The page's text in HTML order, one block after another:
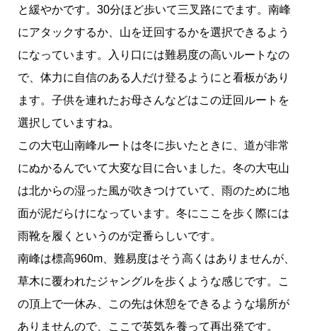
と緩やかです。30分ほど歩いて三叉路にでます。南峰
にアタックするか、山を迂回するかを選択できるよう
になっています。入り口には難易度の高いルートなの
で、体力に自信のある人だけ登るようにと看板があり
ます。子供を連れたお母さんなどはこの迂回ルートを
選択していますね。
この大屯山南峰ルートは冬に歩いたときに、道が非常
にぬかるんでいて大変な目に合いました。冬の大屯山
は北からの湿った風が吹きつけていて、雨のために地
面が泥だらけになっています。冬にここを歩く際には
雨靴を履くというのが定番らしいです。
南峰は標高960m、難易度はそう高くはありませんが、
草木に覆われたジャングルを歩くような感じです。こ
の頂上で一休み、この先は休憩をできるような場所が
ありませんので、ここで英気を養って再出発です。